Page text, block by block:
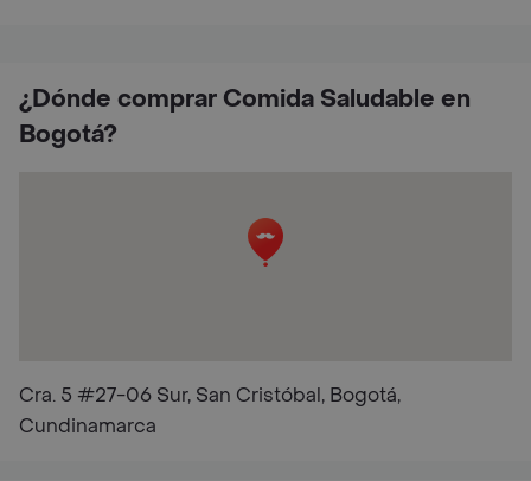
¿Dónde comprar Comida Saludable en
Bogotá?
Cra. 5 #27-06 Sur, San Cristóbal, Bogotá,
Cundinamarca